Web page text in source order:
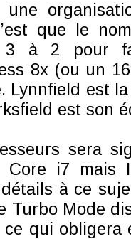
une
que le
3 à 2 pour
8x (ou un
Lynnfield est
est son
sera
i7 mais
à ce
Turbo Mode
ce qui obligera